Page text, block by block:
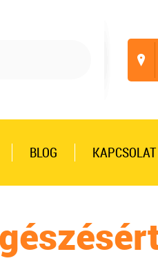
?
BLOG KAPCSOLAT